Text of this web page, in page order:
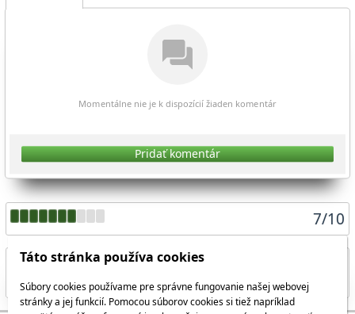
7/10
Zdieľať aktuálnu stránku
Momentálne nie je k dispozícií žiaden komentár
Pridať komentár
Táto stránka používa cookies
Súbory cookies používame pre správne fungovanie našej webovej
stránky a jej funkcií. Pomocou súborov cookies si tiež napríklad